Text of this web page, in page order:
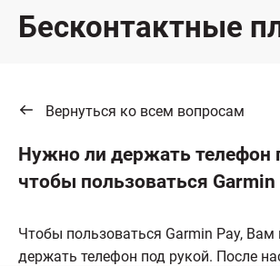
Бесконтактные
Вернуться ко всем вопросам
Нужно ли держать телефон
чтобы пользоваться Garmin
Чтобы пользоваться Garmin Pay, Вам
держать телефон под рукой. После